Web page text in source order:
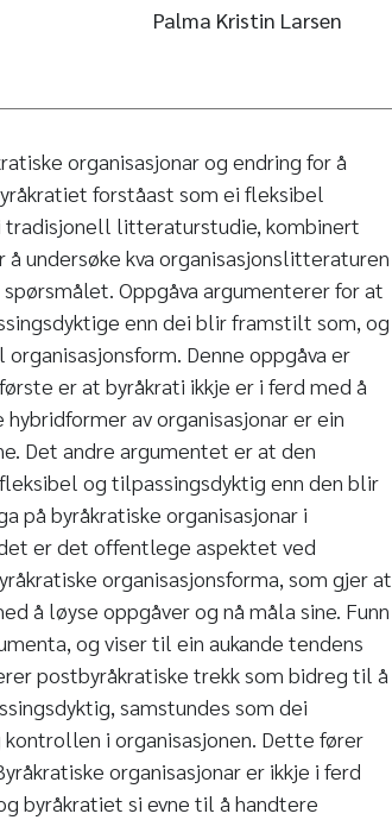
Palma Kristin Larsen
organisasjonar og endring for å
forståast som ei fleksibel
tradisjonell litteraturstudie, kombinert
undersøke kva organisasjonslitteraturen
Oppgåva argumenterer for at
enn dei blir framstilt som, og
Denne oppgåva er
er at byråkrati ikkje er i ferd med å
av organisasjonar er ein
Det andre argumentet er at den
og tilpassingsdyktig enn den blir
på byråkratiske organisasjonar i
er det offentlege aspektet ved
organisasjonsforma, som gjer at
å løyse oppgåver og nå måla sine. Funn
og viser til ein aukande tendens
postbyråkratiske trekk som bidreg til å
samstundes som dei
i organisasjonen. Dette fører
organisasjonar er ikkje i ferd
byråkratiet si evne til å handtere